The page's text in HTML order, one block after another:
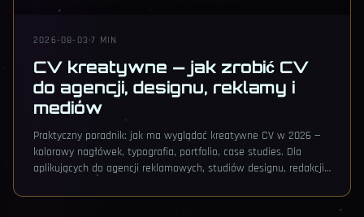
2026-08-03 ·7 MIN
CV kreatywne — jak zrobić CV
do agencji, designu, reklamy i
mediów
Praktyczny poradnik: jak ma wyglądać kreatywne CV w 2026 —
kolorowy nagłówek, typografia, portfolio, case studies. Dla
aplikujących do agencji reklamowych, studiów designu, redakcji,